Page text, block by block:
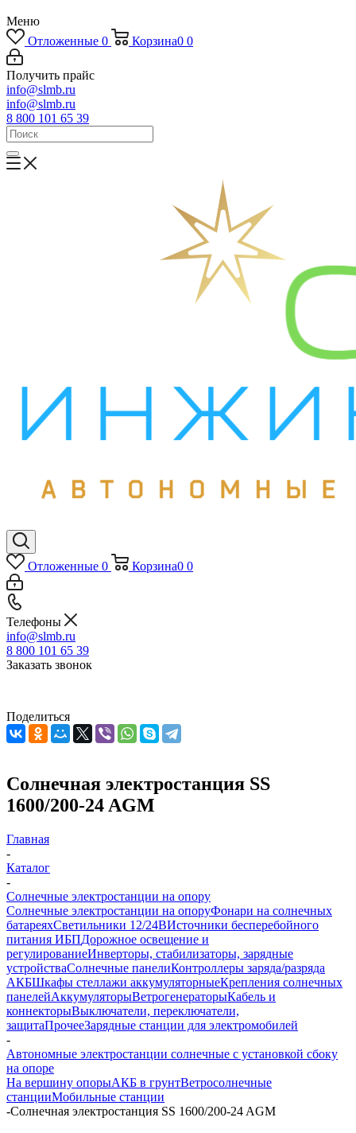
Меню
Отложенные 0 Корзина0 0
Получить прайс
info@slmb.ru
info@slmb.ru
8 800 101 65 39
Отложенные 0 Корзина0 0
Телефоны
info@slmb.ru
8 800 101 65 39
Заказать звонок
Поделиться
Солнечная электростанция SS
1600/200-24 AGM
Главная
-
Каталог
-
Солнечные электростанции на опору
Солнечные электростанции на опоруФонари на солнечных
батареяхСветильники 12/24ВИсточники бесперебойного
питания ИБПДорожное освещение и
регулированиеИнверторы, стабилизаторы, зарядные
устройстваСолнечные панелиКонтроллеры заряда/разряда
АКБШкафы стеллажи аккумуляторныеКрепления солнечных
панелейАккумуляторыВетрогенераторыКабель и
коннекторыВыключатели, переключатели,
защитаПрочееЗарядные станции для электромобилей
-
Автономные электростанции солнечные с установкой сбоку
на опоре
На вершину опорыАКБ в грунтВетросолнечные
станцииМобильные станции
-Солнечная электростанция SS 1600/200-24 AGM